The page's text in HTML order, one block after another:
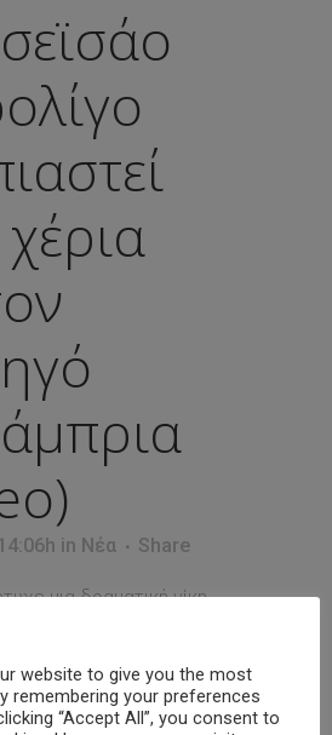
in Νέα Share
μια δραματική νίκη
Πάρμα (3-2), όμως
ομάδας παραμένει
το τελευταίο
website to give you the most
remembering your preferences
“Accept All”, you consent to